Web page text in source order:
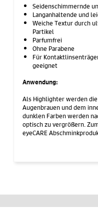
Seidenschimmernde
Langanhaltende und
Weiche Textur durch
Partikel
Parfumfrei
Ohne Parabene
Für
geeignet
Anwendung:
Als Highlighter werden
Augenbrauen und dem
dunklen Farben werden
optisch zu vergrößern.
eyeCARE